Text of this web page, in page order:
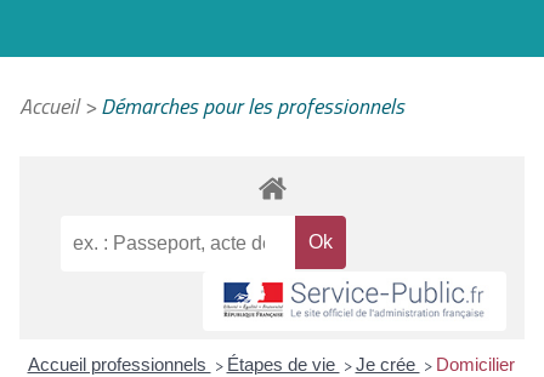
Accueil>Démarches pour les professionnels
Accueil professionnels > Étapes de vie > Je crée > Domicilier